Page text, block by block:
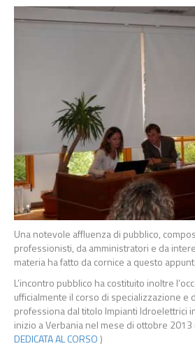
Una notevole affluenza di pubblico,
professionisti, da amministratori e da
materia ha fatto da cornice a questo
L’incontro pubblico ha costituito inoltre
ufficialmente il corso di specializzazione e
professiona dal titolo Impianti Idroelettrici
inizio a Verbania nel mese di ottobre 2013
DEDICATA AL CORSO)